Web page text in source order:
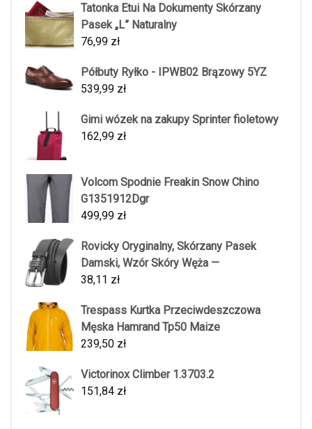
Tatonka Etui Na Dokumenty Skórzany
Pasek „L” Naturalny
76,99 zł
Półbuty Ryłko - IPWB02 Brązowy 5YZ
539,99 zł
Gimi wózek na zakupy Sprinter fioletowy
162,99 zł
Volcom Spodnie Freakin Snow Chino
G1351912Dgr
499,99 zł
Rovicky Oryginalny, Skórzany Pasek
Damski, Wzór Skóry Węża —
38,11 zł
Trespass Kurtka Przeciwdeszczowa
Męska Hamrand Tp50 Maize
239,50 zł
Victorinox Climber 1.3703.2
151,84 zł